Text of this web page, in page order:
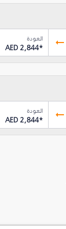
العودة
AED 2,844*
العودة
AED 2,844*